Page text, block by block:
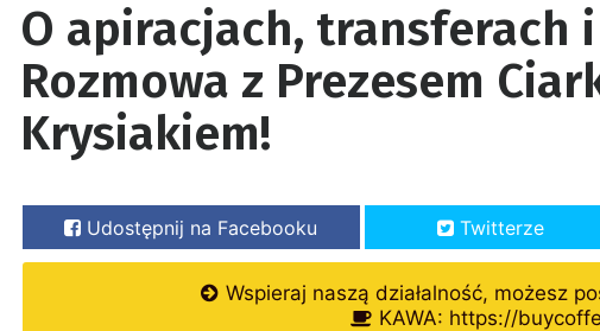
O apiracjach, transferach
Rozmowa z Prezesem
Krysiakiem!
Udostępnij na Facebooku Twitterze
Wspieraj naszą działalność, możesz
KAWA: https://